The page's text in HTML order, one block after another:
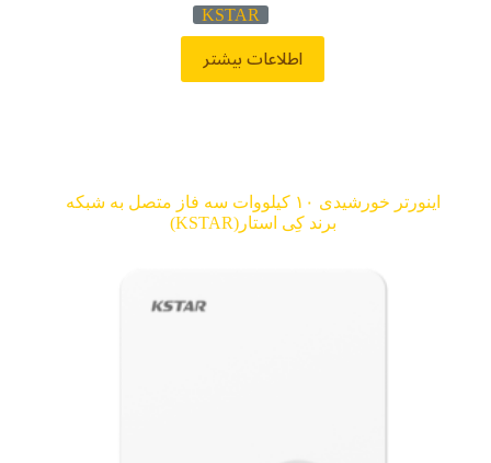
KSTAR
اطلاعات بیشتر
اینورتر خورشیدی ۱۰ کیلووات سه فاز متصل به شبکه
برند کِی استار(KSTAR)